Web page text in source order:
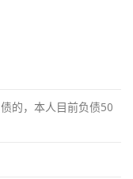
的，本人目前负债50